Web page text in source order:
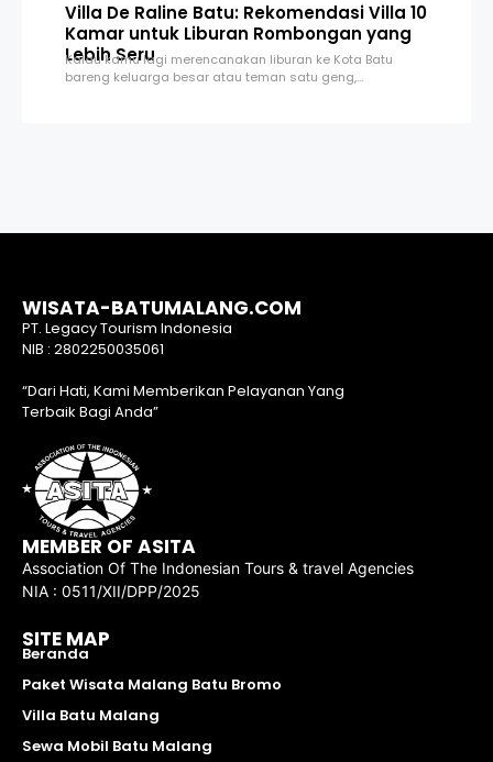
Villa De Raline Batu: Rekomendasi Villa 10
Kamar untuk Liburan Rombongan yang
Lebih Seru
Kalau kamu lagi merencanakan liburan ke Kota Batu
bareng keluarga besar atau teman satu geng,…
WISATA-BATUMALANG.COM
PT. Legacy Tourism Indonesia
NIB : 2802250035061
“Dari Hati, Kami Memberikan Pelayanan Yang
Terbaik Bagi Anda”
MEMBER OF ASITA
Association Of The Indonesian Tours & travel Agencies
NIA : 0511/XII/DPP/2025
SITE MAP
Beranda
Paket Wisata Malang Batu Bromo
Villa Batu Malang
Sewa Mobil Batu Malang